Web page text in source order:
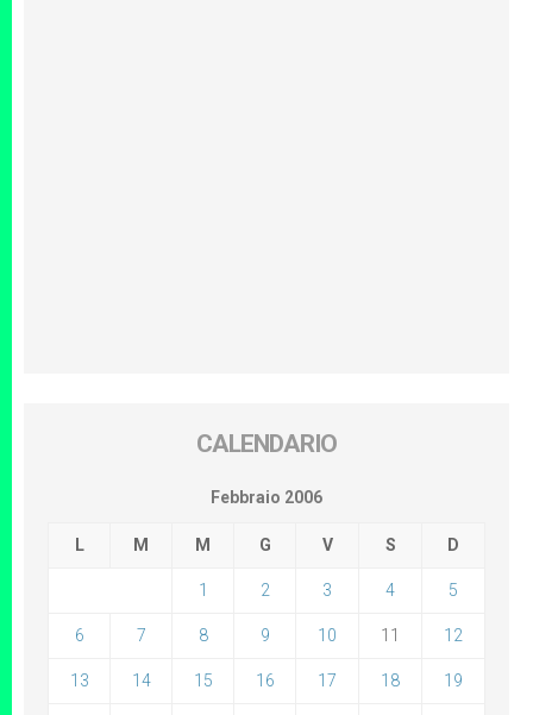
CALENDARIO
Febbraio 2006
L M M G V S D
1 2 3 4 5
6 7 8 9 10 11 12
13 14 15 16 17 18 19